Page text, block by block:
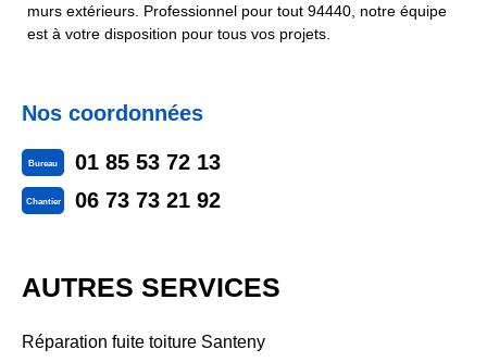
murs extérieurs. Professionnel pour tout 94440, notre équipe
est à votre disposition pour tous vos projets.
Nos coordonnées
Bureau 01 85 53 72 13
Chantier 06 73 73 21 92
AUTRES SERVICES
Réparation fuite toiture Santeny